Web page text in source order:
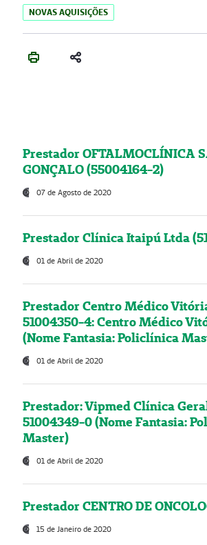
NOVAS AQUISIÇÕES
Prestador OFTALMOCLÍNICA
GONÇALO (55004164-2)
07 de Agosto de 2020
Prestador Clínica Itaipú Ltda
01 de Abril de 2020
Prestador Centro Médico
51004350-4: Centro Médico
(Nome Fantasia: Policlínica
01 de Abril de 2020
Prestador: Vipmed Clínica
51004349-0 (Nome Fantasia:
Master)
01 de Abril de 2020
Prestador CENTRO DE
15 de Janeiro de 2020